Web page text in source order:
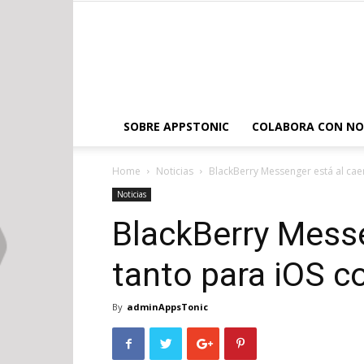
SOBRE APPSTONIC COLABORA CON
Home Noticias BlackBerry Messenger está al
Noticias
BlackBerry
tanto para iOS
By adminAppsTonic